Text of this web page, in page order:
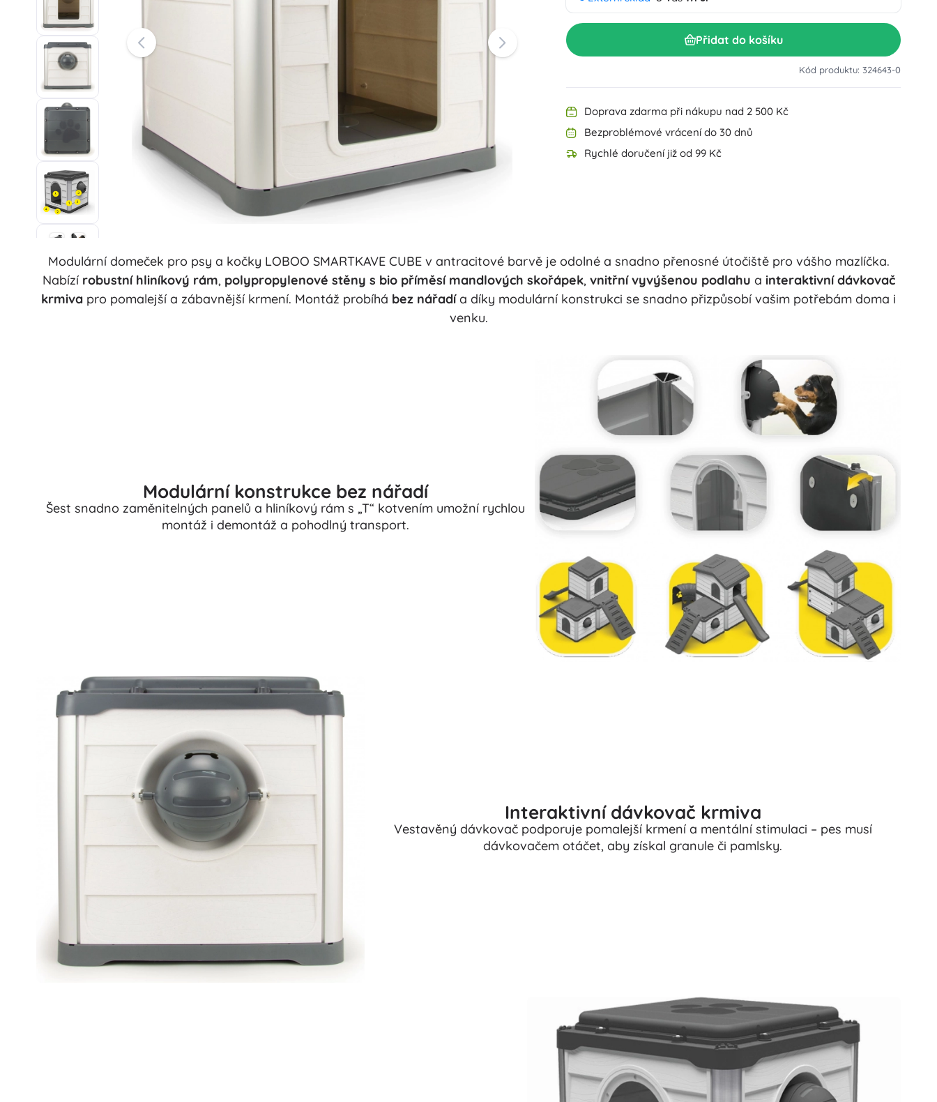
Kancelářské potřeby
Nábytek
Organizace
Dekorace
Organizace
Noční osvětlení
Doplňky k umyvadlu
Doplňky na WC
Doplňky k vaně a sprše
Prádelna
Věšení a sušení prádla
Žehlení
Koše na prádlo
Doplňky do pračky
Dřevěné naučné hračky
Stavebnice a skládačky
Montessori hračky
Didaktické hračky
Hry a hlavolamy
Figurky
Hračky pro nejmenší Párty
Zvířátka Knihy Hračky do vody
Grilování Dekorace
Kuřácké potřeby
Přidat do košíku
Kód produktu: 324643-0
Doprava zdarma při nákupu nad 2 500 Kč
Bezproblémové vrácení do 30 dnů
Rychlé doručení již od 99 Kč
Modulární domeček pro psy a kočky LOBOO SMARTKAVE CUBE v antracitové barvě je odolné a snadno přenosné útočiště pro vášho mazlíčka.
Nabízí robustní hliníkový rám, polypropylenové stěny s bio příměsí mandlových skořápek, vnitřní vyvýšenou podlahu a interaktivní dávkovač
krmiva pro pomalejší a zábavnější krmení. Montáž probíhá bez nářadía díky modulární konstrukci se snadno přizpůsobí vašim potřebám doma i
venku.
Modulární konstrukce bez nářadí
Šest snadno zaměnitelných panelů a hliníkový rám s „T“ kotvením umožní rychlou
montáž i demontáž a pohodlný transport.
Interaktivní dávkovač krmiva
Vestavěný dávkovač podporuje pomalejší krmení a mentální stimulaci – pes musí
dávkovačem otáčet, aby získal granule či pamlsky.